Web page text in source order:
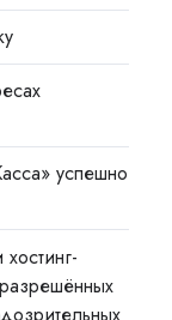
успешно